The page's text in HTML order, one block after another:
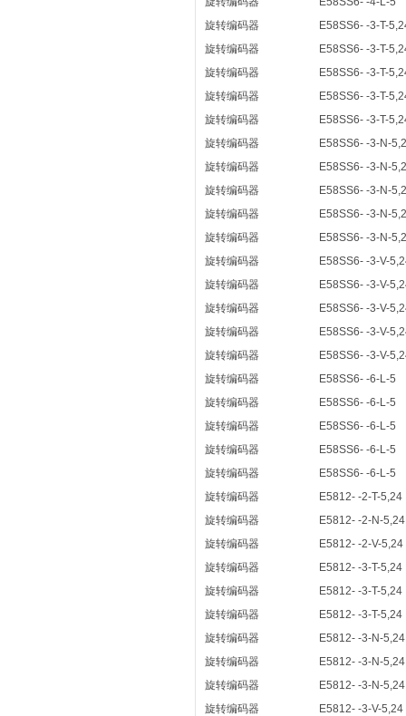
旋转编码器
E58SS6- -3-T-
旋转编码器
E58SS6- -3-T-
旋转编码器
E58SS6- -3-T-
旋转编码器
E58SS6- -3-T-
旋转编码器
E58SS6- -3-T-
旋转编码器
E58SS6- -3-N-
旋转编码器
E58SS6- -3-N-
旋转编码器
E58SS6- -3-N-
旋转编码器
E58SS6- -3-N-
旋转编码器
E58SS6- -3-N-
旋转编码器
E58SS6- -3-V-
旋转编码器
E58SS6- -3-V-
旋转编码器
E58SS6- -3-V-
旋转编码器
E58SS6- -3-V-
旋转编码器
E58SS6- -3-V-
旋转编码器
E58SS6- -6-L-5
旋转编码器
E58SS6- -6-L-5
旋转编码器
E58SS6- -6-L-5
旋转编码器
E58SS6- -6-L-5
旋转编码器
E58SS6- -6-L-5
旋转编码器
E5812- -2-T-5,24
旋转编码器
E5812- -2-N-5,24
旋转编码器
E5812- -2-V-5,24
旋转编码器
E5812- -3-T-5,24
旋转编码器
E5812- -3-T-5,24
旋转编码器
E5812- -3-T-5,24
旋转编码器
E5812- -3-N-5,24
旋转编码器
E5812- -3-N-5,24
旋转编码器
E5812- -3-N-5,24
旋转编码器
E5812- -3-V-5,24